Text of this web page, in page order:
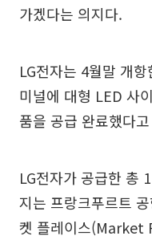
가겠다는 의지다.
LG전자는 4월말 개
미널에 대형 LED 사
품을 공급 완료했다
LG전자가 공급한 총
지는 프랑크푸르트
켓 플레이스(Market